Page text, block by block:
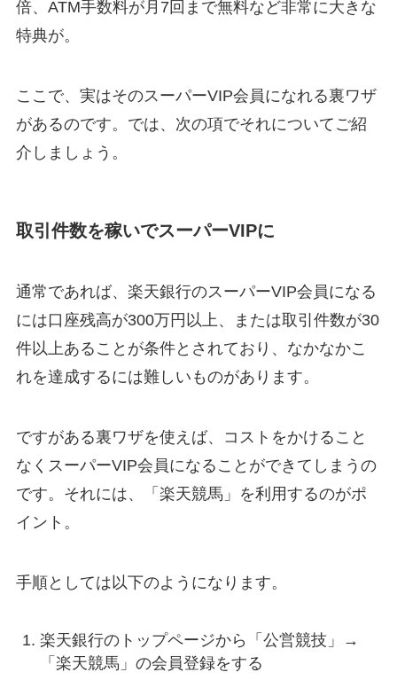
倍、ATM手数料が月7回まで無料など非常に大きな
特典が。
ここで、実はそのスーパーVIP会員になれる裏ワザ
があるのです。では、次の項でそれについてご紹
介しましょう。
取引件数を稼いでスーパーVIPに
通常であれば、楽天銀行のスーパーVIP会員になる
には口座残高が300万円以上、または取引件数が30
件以上あることが条件とされており、なかなかこ
れを達成するには難しいものがあります。
ですがある裏ワザを使えば、コストをかけること
なくスーパーVIP会員になることができてしまうの
です。それには、「楽天競馬」を利用するのがポ
イント。
手順としては以下のようになります。
楽天銀行のトップページから「公営競技」→
「楽天競馬」の会員登録をする